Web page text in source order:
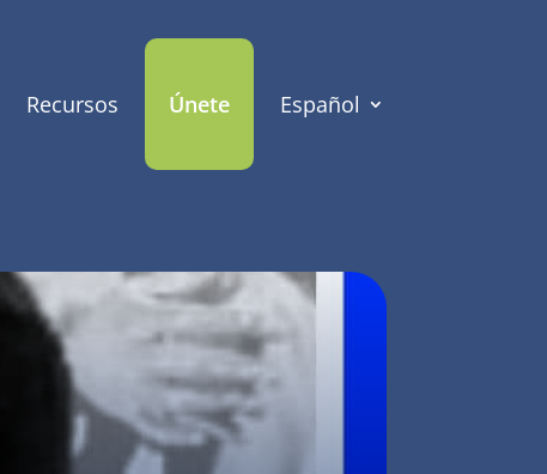
Recursos Únete Español